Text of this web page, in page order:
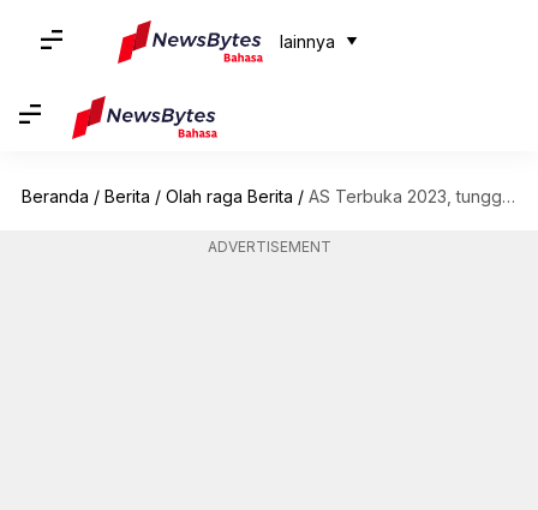
lainnya
Beranda / Berita / Olah raga Berita / AS Terbuka 2023, tunggal putri: Pemain yang harus diwaspadai
ADVERTISEMENT